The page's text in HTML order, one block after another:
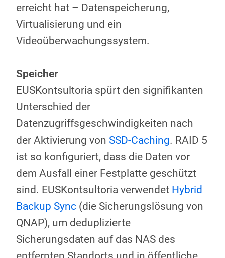
erreicht hat – Datenspeicherung,
Virtualisierung und ein
Videoüberwachungssystem.
Speicher
EUSKontsultoria spürt den signifikanten
Unterschied der
Datenzugriffsgeschwindigkeiten nach
der Aktivierung von SSD-Caching. RAID 5
ist so konfiguriert, dass die Daten vor
dem Ausfall einer Festplatte geschützt
sind. EUSKontsultoria verwendet Hybrid
Backup Sync (die Sicherungslösung von
QNAP), um deduplizierte
Sicherungsdaten auf das NAS des